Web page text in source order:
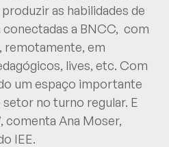
as habilidades de
a BNCC, com
remotamente, em
lives, etc. Com
um espaço importante
no turno regular. E
comenta Ana Moser,
IEE.